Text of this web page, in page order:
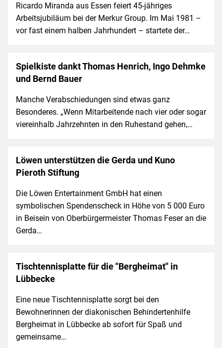
Ricardo Miranda aus Essen feiert 45-jähriges
Arbeitsjubiläum bei der Merkur Group. Im Mai 1981 –
vor fast einem halben Jahrhundert – startete der…
Spielkiste dankt Thomas Henrich, Ingo Dehmke
und Bernd Bauer
Manche Verabschiedungen sind etwas ganz
Besonderes. „Wenn Mitarbeitende nach vier oder sogar
viereinhalb Jahrzehnten in den Ruhestand gehen,…
Löwen unterstützen die Gerda und Kuno
Pieroth Stiftung
Die Löwen Entertainment GmbH hat einen
symbolischen Spendenscheck in Höhe von 5 000 Euro
in Beisein von Oberbürgermeister Thomas Feser an die
Gerda…
Tischtennisplatte für die "Bergheimat" in
Lübbecke
Eine neue Tischtennisplatte sorgt bei den
Bewohnerinnen der diakonischen Behindertenhilfe
Bergheimat in Lübbecke ab sofort für Spaß und
gemeinsame…